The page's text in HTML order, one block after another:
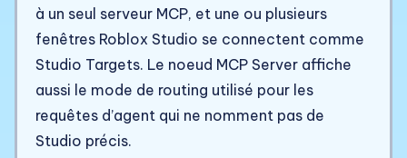
à un seul serveur MCP, et une ou plusieurs
fenêtres Roblox Studio se connectent comme
Studio Targets. Le noeud MCP Server affiche
aussi le mode de routing utilisé pour les
requêtes d’agent qui ne nomment pas de
Studio précis.